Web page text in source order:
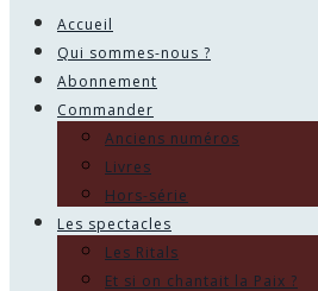
Accueil
Qui sommes-nous ?
Abonnement
Commander
Anciens numéros
Livres
Hors-série
Les spectacles
Les Ritals
Et si on chantait la Paix ?